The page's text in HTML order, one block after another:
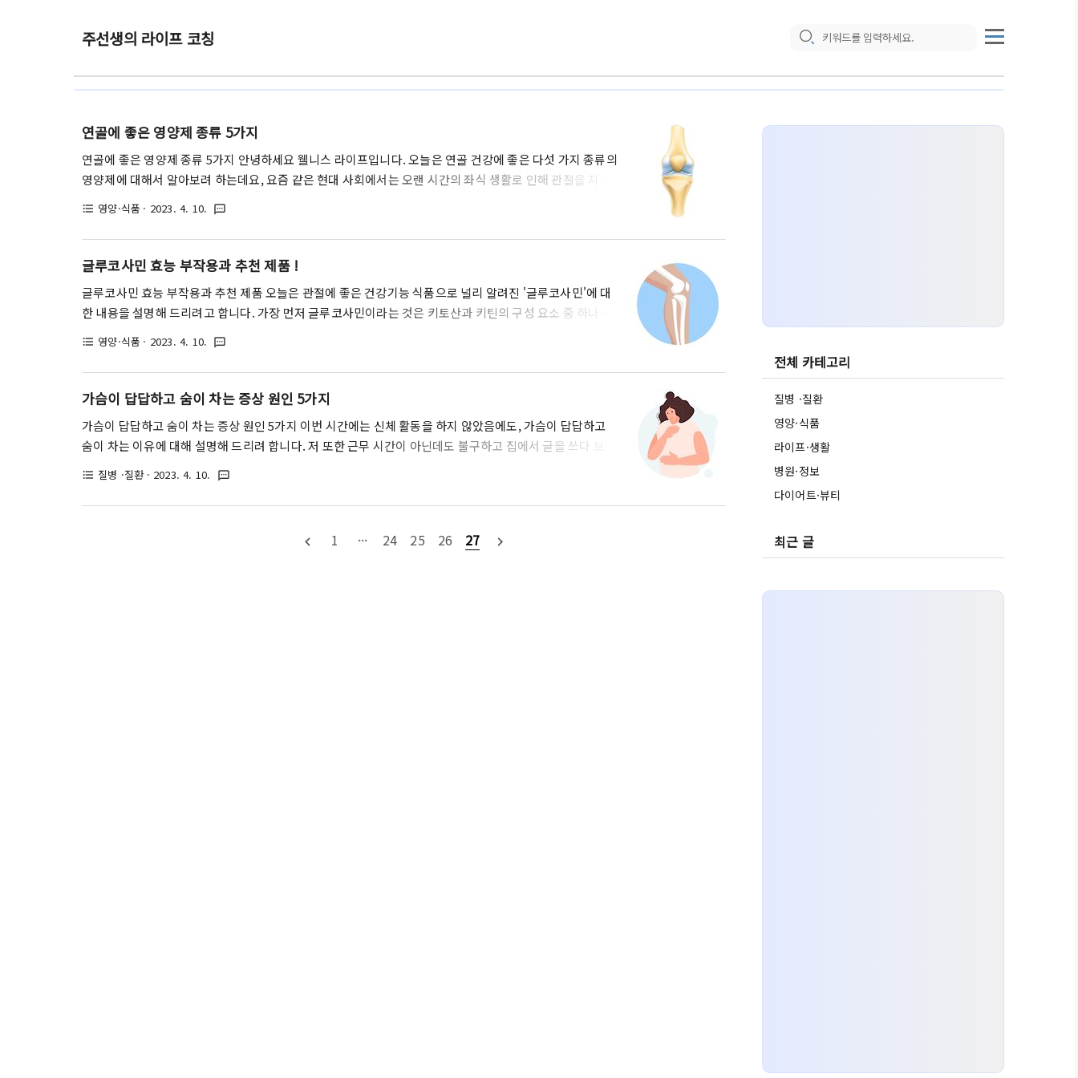
주선생의 라이프 코칭
연골에 좋은 영양제 종류 5가지
연골에 좋은 영양제 종류 5가지 안녕하세요 웰니스 라이프입니다. 오늘은 연골 건강에 좋은 다섯 가지 종류의
영양제에 대해서 알아보려 하는데요, 요즘 같은 현대 사회에서는 오랜 시간의 좌식 생활로 인해 관절을 지지
가해지게 되고, 연골연화증과 같은 근골격계 질환이 나타나게 되는 것이지요. 따라서 연골에 좋은 식품을 챙
겨드시는 것도 중요하지만, 관절 주변의 근육을 강화시켜주는 운동을 하는 것도 중요하다는 점을 미리 말씀
드립니다. 그러면 이제 연골에 좋은 영양제 종류를 알아볼까요 ? 글루코사민(Glucosamine) 글루코사민은
format_list_bulleted 영양·식품 · 2023. 4. 10. textsms
글루코사민 효능 부작용과 추천 제품 !
글루코사민 효능 부작용과 추천 제품 오늘은 관절에 좋은 건강기능 식품으로 널리 알려진 '글루코사민'에 대
한 내용을 설명해 드리려고 합니다. 가장 먼저 글루코사민이라는 것은 키토산과 키틴의 구성 요소 중 하나로,
성분으로, 우리 몸에서는 관절의 조직과 연골을 보호하고 염증을 완화해주는 효과가 있기에 관절 건강 보조
제로 자주 사용되기도 하지요. 그러나 이렇게 좋은 성분이라 할 지라도 글루코사민 또한 모든 건강기능 보조
제와 마찬가지로 장단점이 존재하기 마련입니다. 따라서 이번 글에서는 글루코사민의 대표적인 효능 부작용
format_list_bulleted 영양·식품 · 2023. 4. 10. textsms
가슴이 답답하고 숨이 차는 증상 원인 5가지
가슴이 답답하고 숨이 차는 증상 원인 5가지 이번 시간에는 신체 활동을 하지 않았음에도, 가슴이 답답하고
숨이 차는 이유에 대해 설명해 드리려 합니다. 저 또한 근무 시간이 아닌데도 불구하고 집에서 글을 쓰다 보면
데 알고보니 숨이 차는 이유는 심폐 기관의 직접적인 문제가 아닌, 엉뚱한 데 원인이 있었더라고요. 그래서 오
늘은 직접적인 심폐 문제를 포함한 총 다섯 가지 원인에 대해 설명해 드리려 합니다. 심리적 스트레스 가슴이
해 숨이 차는 이유들은 보통 아래 세 가지로 분류할 수 있는데요, 과호흡 ..
format_list_bulleted 질병 ·질환 · 2023. 4. 10. textsms
navigate_before 1 ··· 24 25 26 27 navigate_next
전체 카테고리
질병 ·질환
영양·식품
라이프·생활
병원·정보
다이어트·뷰티
최근 글